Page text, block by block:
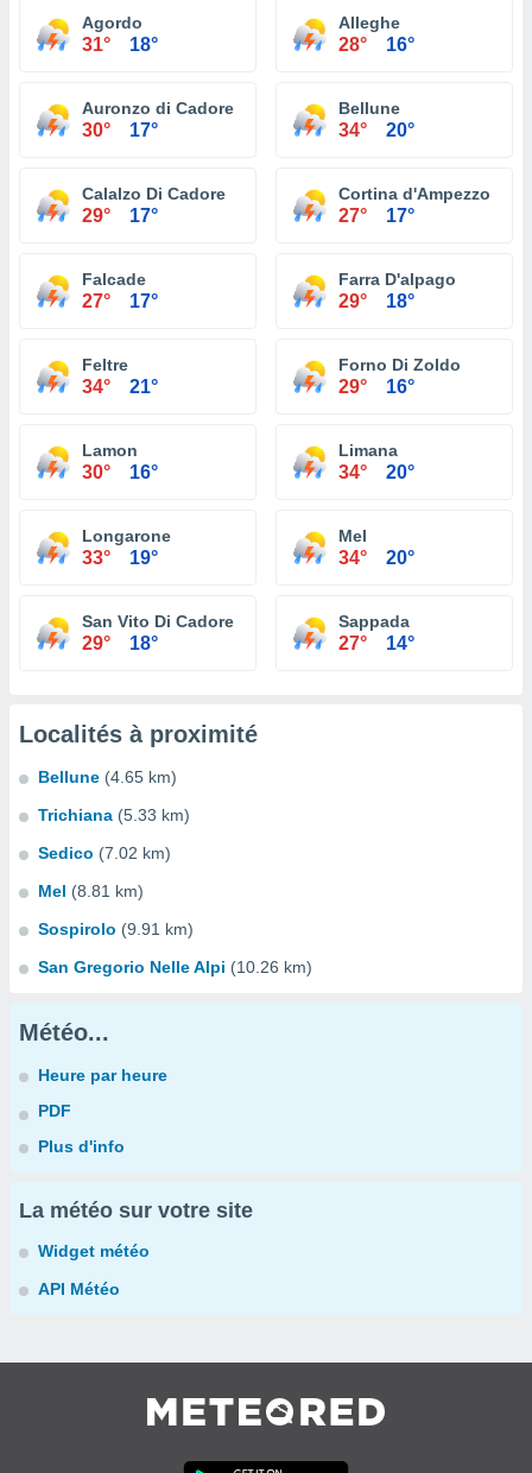
Agordo
31° 18°
Alleghe
28° 16°
Auronzo di Cadore
30° 17°
Bellune
34° 20°
Calalzo Di Cadore
29° 17°
Cortina d'Ampezzo
27° 17°
Falcade
27° 17°
Farra D'alpago
29° 18°
Feltre
34° 21°
Forno Di Zoldo
29° 16°
Lamon
30° 16°
Limana
34° 20°
Longarone
33° 19°
Mel
34° 20°
San Vito Di Cadore
29° 18°
Sappada
27° 14°
Localités à proximité
Bellune (4.65 km)
Trichiana (5.33 km)
Sedico (7.02 km)
Mel (8.81 km)
Sospirolo (9.91 km)
San Gregorio Nelle Alpi (10.26 km)
Météo...
Heure par heure
PDF
Plus d'info
La météo sur votre site
Widget météo
API Météo